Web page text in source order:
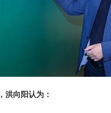
洪向阳认为：